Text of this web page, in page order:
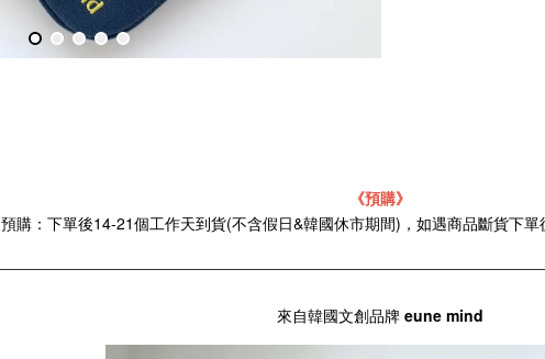
《預購》
預購：下單後14-21個工作天到貨(不含假日&韓國休市期間)，如遇商品斷貨下單
來自韓國文創品牌 eune mind